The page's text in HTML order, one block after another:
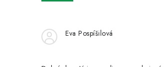
Eva Pospíšilová